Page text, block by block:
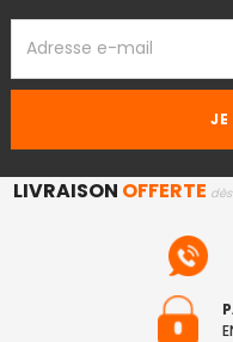
EMAIL
LIVRAISON OFFERTE